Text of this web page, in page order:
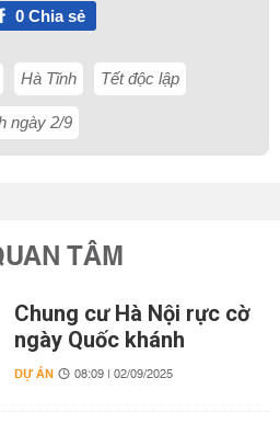
0Chia sẻ
Hà Tĩnh Tết độc lập
ngày 2/9
TÂM
Chung cư Hà Nội rực cờ
ngày Quốc khánh
DỰ ÁN 08:09 | 02/09/2025